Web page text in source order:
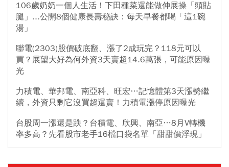
106歲奶奶一個人生活！下田種菜還能做伸展操「頭貼
腿」...公開8個健康長壽秘訣：每天早餐都喝「這1碗
湯」
聯電(2303)股價破底翻、漲了2成玩完？118元可以
買？展望大好為何外資3天賣超14.6萬張，可能原因曝
光
力積電、華邦電、南亞科、旺宏…記憶體第3天漲勢繼
續，外資只剩它沒買超還賣！力積電漲停原因曝光
台股周一漲還是跌？台積電、欣興、南亞…8月V轉機
率多高？先看股市老手16檔口袋名單「甜甜價浮現」